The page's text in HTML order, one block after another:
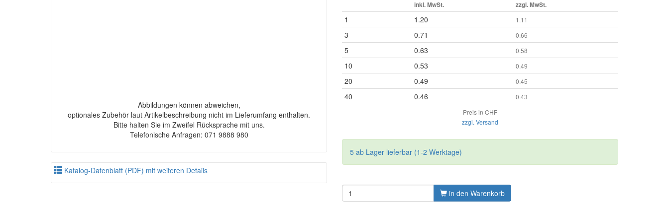
Abbildungen können abweichen,
optionales Zubehör laut Artikelbeschreibung nicht im Lieferumfang enthalten.
Bitte halten Sie im Zweifel Rücksprache mit uns.
Telefonische Anfragen: 071 9888 980
Katalog-Datenblatt (PDF) mit weiteren Details
inkl. MwSt.
zzgl. MwSt.
1 1.20 1.11
3 0.71 0.66
5 0.63 0.58
10 0.53 0.49
20 0.49 0.45
40 0.46
0.43
Preis in CHF
zzgl. Versand
5 ab Lager lieferbar (1-2 Werktage)
in den Warenkorb